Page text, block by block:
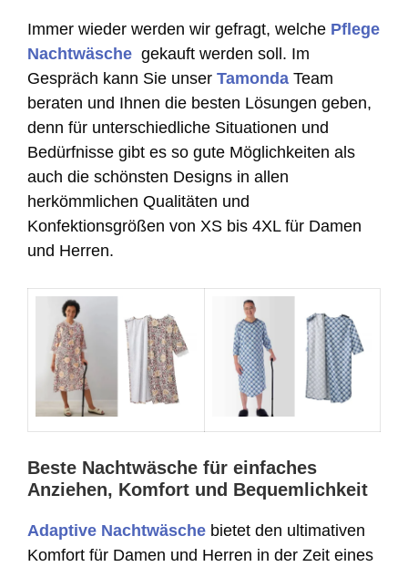
Immer wieder werden wir gefragt, welche Pflege
Nachtwäsche gekauft werden soll. Im
Gespräch kann Sie unser Tamonda Team
beraten und Ihnen die besten Lösungen geben,
denn für unterschiedliche Situationen und
Bedürfnisse gibt es so gute Möglichkeiten als
auch die schönsten Designs in allen
herkömmlichen Qualitäten und
Konfektionsgrößen von XS bis 4XL für Damen
und Herren.
Beste Nachtwäsche für einfaches
Anziehen, Komfort und Bequemlichkeit
Adaptive Nachtwäsche bietet den ultimativen
Komfort für Damen und Herren in der Zeit eines